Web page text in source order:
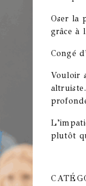
Oser la
grâce à
Congé
Vouloir
plutôt